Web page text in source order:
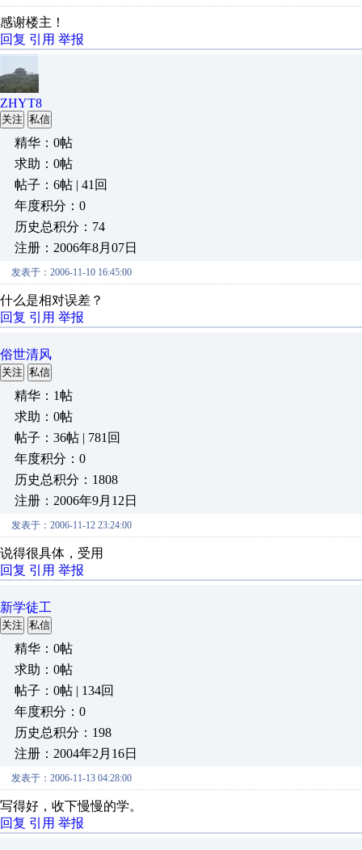
感谢楼主！
回复 引用 举报
ZHYT8
关注 私信
精华：0帖
求助：0帖
帖子：6帖 | 41回
年度积分：0
历史总积分：74
注册：2006年8月07日
发表于：2006-11-10 16:45:00
什么是相对误差？
回复 引用 举报
俗世清风
关注 私信
精华：1帖
求助：0帖
帖子：36帖 | 781回
年度积分：0
历史总积分：1808
注册：2006年9月12日
发表于：2006-11-12 23:24:00
说得很具体，受用
回复 引用 举报
新学徒工
关注 私信
精华：0帖
求助：0帖
帖子：0帖 | 134回
年度积分：0
历史总积分：198
注册：2004年2月16日
发表于：2006-11-13 04:28:00
写得好，收下慢慢的学。
回复 引用 举报